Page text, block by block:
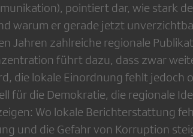
pointiert dar, wie stark
warum er gerade jetzt
Jahren zahlreiche regionale
führt dazu, dass zwar
die lokale Einordnung fehlt jedoch
für die Demokratie, die regionale
Wo lokale Berichterstattung
und die Gefahr von Korruption